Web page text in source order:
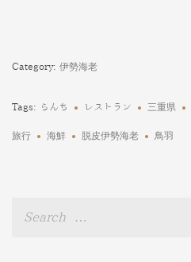
Category: 伊勢海老
Tags: らんち レストラン 三重県
旅行 海鮮 脱皮伊勢海老 鳥羽